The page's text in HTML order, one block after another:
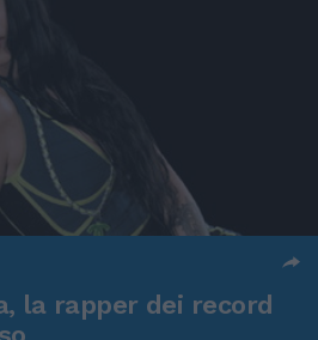
la rapper dei record